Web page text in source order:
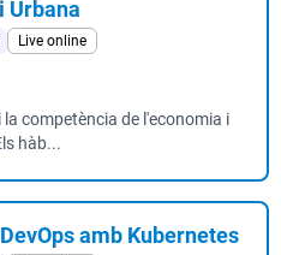
Urbana
Live online
competència de l'economia i
hàb...
amb Kubernetes